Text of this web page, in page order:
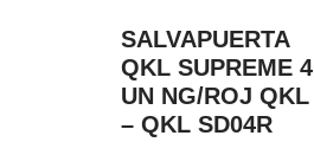
SALVAPUERTA
QKL SUPREME 4
UN NG/ROJ QKL
– QKL SD04R